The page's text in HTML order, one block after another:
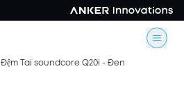
Đệm Tai soundcore Q20i - Đen